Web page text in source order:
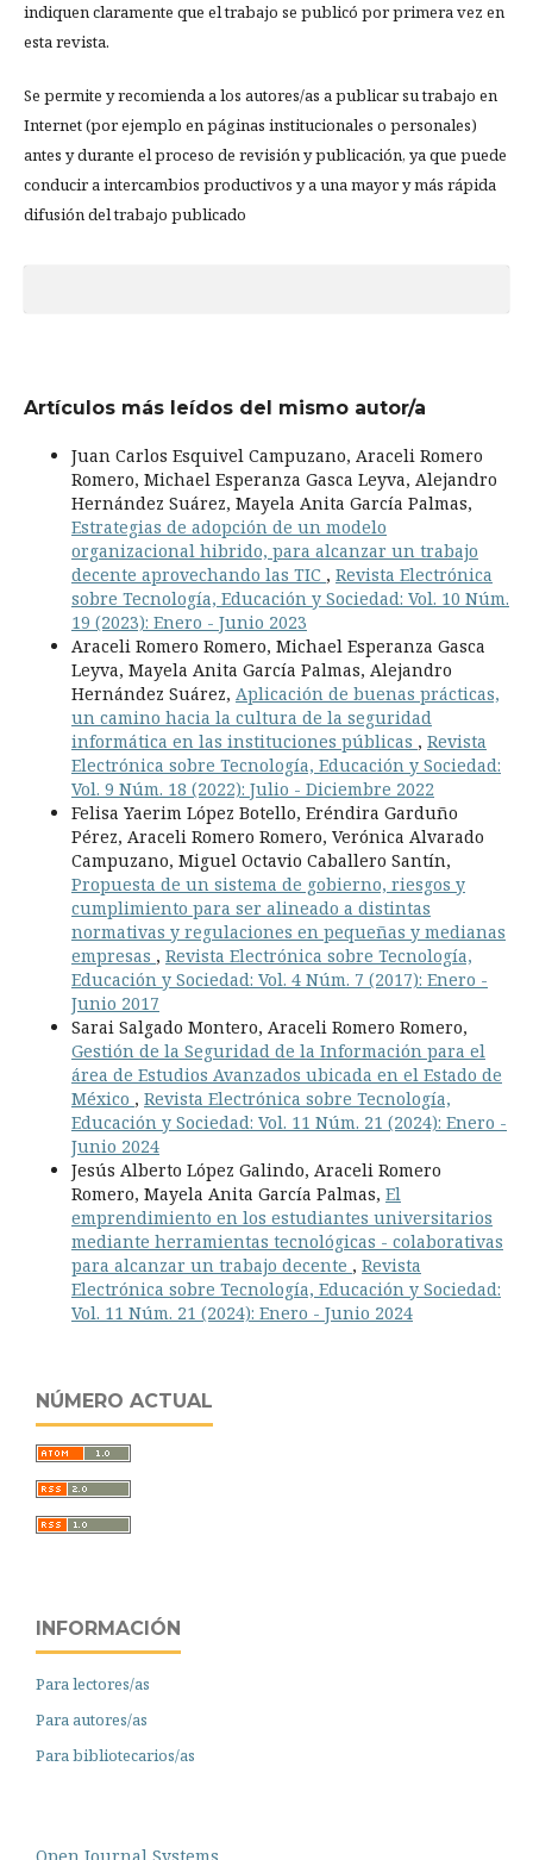
indiquen claramente que el trabajo se publicó por primera vez en
esta revista.
Se permite y recomienda a los autores/as a publicar su trabajo en
Internet (por ejemplo en páginas institucionales o personales)
antes y durante el proceso de revisión y publicación, ya que puede
conducir a intercambios productivos y a una mayor y más rápida
difusión del trabajo publicado
Artículos más leídos del mismo autor/a
Juan Carlos Esquivel Campuzano, Araceli Romero
Romero, Michael Esperanza Gasca Leyva, Alejandro
Hernández Suárez, Mayela Anita García Palmas,
Estrategias de adopción de un modelo
organizacional hibrido, para alcanzar un trabajo
decente aprovechando las TIC , Revista Electrónica
sobre Tecnología, Educación y Sociedad: Vol. 10 Núm.
19 (2023): Enero - Junio 2023
Araceli Romero Romero, Michael Esperanza Gasca
Leyva, Mayela Anita García Palmas, Alejandro
Hernández Suárez, Aplicación de buenas prácticas,
un camino hacia la cultura de la seguridad
informática en las instituciones públicas , Revista
Electrónica sobre Tecnología, Educación y Sociedad:
Vol. 9 Núm. 18 (2022): Julio - Diciembre 2022
Felisa Yaerim López Botello, Eréndira Garduño
Pérez, Araceli Romero Romero, Verónica Alvarado
Campuzano, Miguel Octavio Caballero Santín,
Propuesta de un sistema de gobierno, riesgos y
cumplimiento para ser alineado a distintas
normativas y regulaciones en pequeñas y medianas
empresas , Revista Electrónica sobre Tecnología,
Educación y Sociedad: Vol. 4 Núm. 7 (2017): Enero -
Junio 2017
Sarai Salgado Montero, Araceli Romero Romero,
Gestión de la Seguridad de la Información para el
área de Estudios Avanzados ubicada en el Estado de
México , Revista Electrónica sobre Tecnología,
Educación y Sociedad: Vol. 11 Núm. 21 (2024): Enero -
Junio 2024
Jesús Alberto López Galindo, Araceli Romero
Romero, Mayela Anita García Palmas, El
emprendimiento en los estudiantes universitarios
mediante herramientas tecnológicas - colaborativas
para alcanzar un trabajo decente , Revista
Electrónica sobre Tecnología, Educación y Sociedad:
Vol. 11 Núm. 21 (2024): Enero - Junio 2024
NÚMERO ACTUAL
INFORMACIÓN
Para lectores/as
Para autores/as
Para bibliotecarios/as